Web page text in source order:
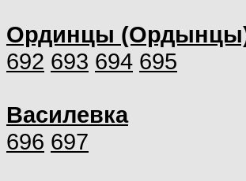
Ординцы
692 693 694 695
Василевка
696 697